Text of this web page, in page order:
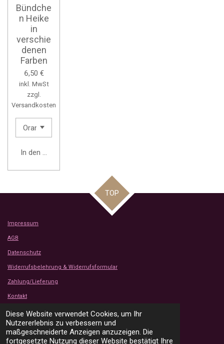
Diese Website verwendet Cookies, um Ihr
Nutzererlebnis zu verbessern und
maßgeschneiderte Anzeigen anzuzeigen. Die
fortgesetzte Nutzung dieser Website bestätigt Ihre
Bündche
n Heike
in
verschie
denen
Farben
6,50 €
inkl. MwSt
zzgl.
Versandkosten
In den Warenkorb
TOP
Impressum
AGB
Datenschutz
Widerrufsbelehrung & Widerrufsformular
Zahlung/Lieferung
Kontakt
Kundenbewertungen
© 2024 - 2026 Tanjas Stoffe Shop
Mit Unterstützung von Webador